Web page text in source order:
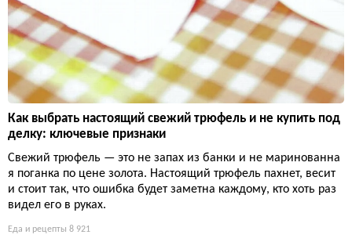
Как выбрать настоящий свежий трюфель и не купить под
делку: ключевые признаки
Свежий трюфель — это не запах из банки и не маринованна
я поганка по цене золота. Настоящий трюфель пахнет, весит
и стоит так, что ошибка будет заметна каждому, кто хоть раз
видел его в руках.
Еда и рецепты 8 921